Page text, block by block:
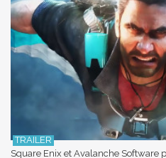
Square Enix et Avalanche Software